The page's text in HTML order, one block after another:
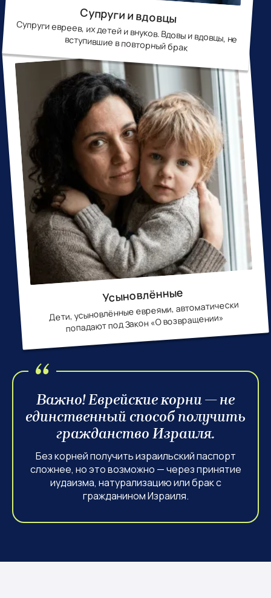
Супруги и вдовцы
Супруги евреев, их детей и внуков. Вдовы и вдовцы, не вступившие в повторный брак
Усыновлённые
Дети, усыновлённые евреями, автоматически
попадают под Закон «О возвращении»
Важно! Еврейские корни — не
единственный способ получить
гражданство Израиля.
Без корней получить израильский паспорт
сложнее, но это возможно — через принятие
иудаизма, натурализацию или брак с
гражданином Израиля.